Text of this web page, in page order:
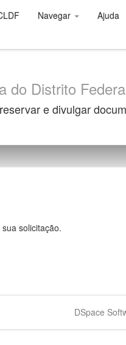
Navegar Ajuda
do Distrito
e divulgar
solicitação.
DSpace